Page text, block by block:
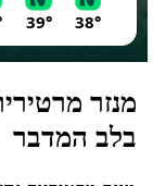
38°
39°
מנזר
בלב המדבר